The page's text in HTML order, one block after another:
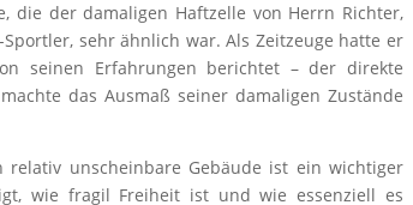
die der damaligen Haftzelle von Herrn Richter,
Sportler, sehrähnlich war. Als Zeitzeuge hatte er
seinen Erfahrungen berichtet – der direkte
das Ausmaß seiner damaligen Zustände
relativ unscheinbare Gebäude ist ein wichtiger
wie fragil Freiheit ist und wie essenziell es